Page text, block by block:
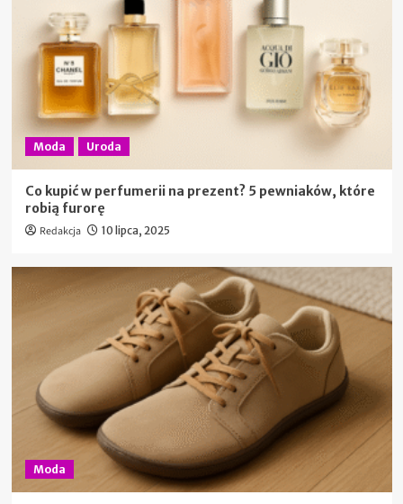
Moda Uroda
Co kupić w perfumerii na prezent? 5 pewniaków, które
robią furorę
Redakcja 10 lipca, 2025
Moda